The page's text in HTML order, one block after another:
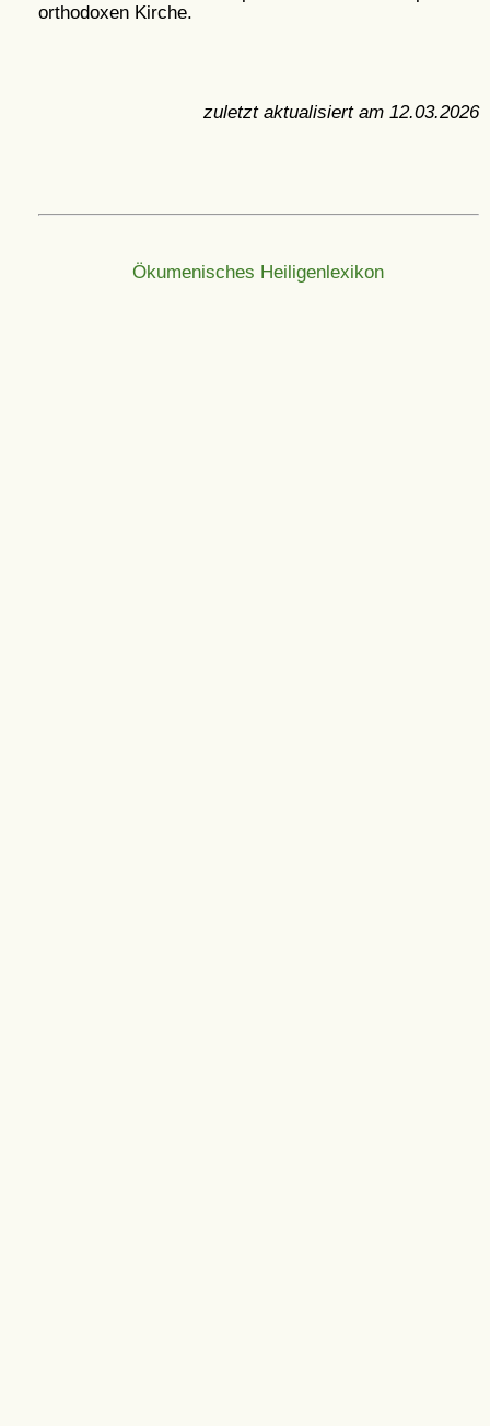
orthodoxen Kirche.
zuletzt aktualisiert am 12.03.2026
Ökumenisches Heiligenlexikon